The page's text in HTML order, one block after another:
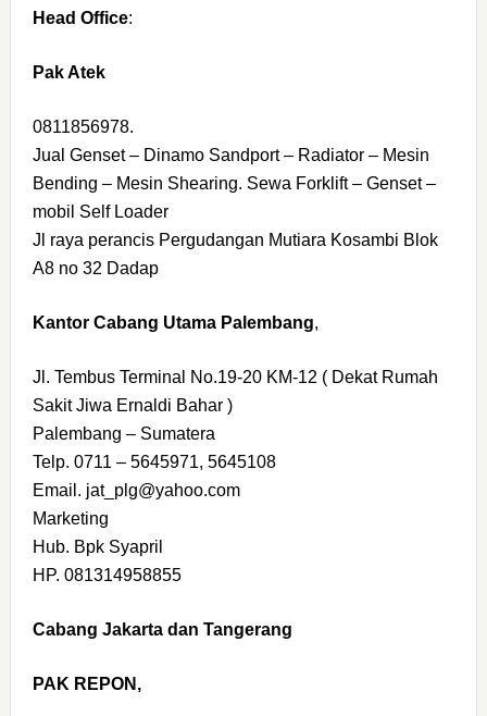
Head Office:
Pak Atek
0811856978.
Jual Genset – Dinamo Sandport – Radiator – Mesin
Bending – Mesin Shearing. Sewa Forklift – Genset –
mobil Self Loader
Jl raya perancis Pergudangan Mutiara Kosambi Blok
A8 no 32 Dadap
Kantor Cabang Utama Palembang,
Jl. Tembus Terminal No.19-20 KM-12 ( Dekat Rumah
Sakit Jiwa Ernaldi Bahar )
Palembang – Sumatera
Telp. 0711 – 5645971, 5645108
Email. jat_plg@yahoo.com
Marketing
Hub. Bpk Syapril
HP. 081314958855
Cabang Jakarta dan Tangerang
PAK REPON,